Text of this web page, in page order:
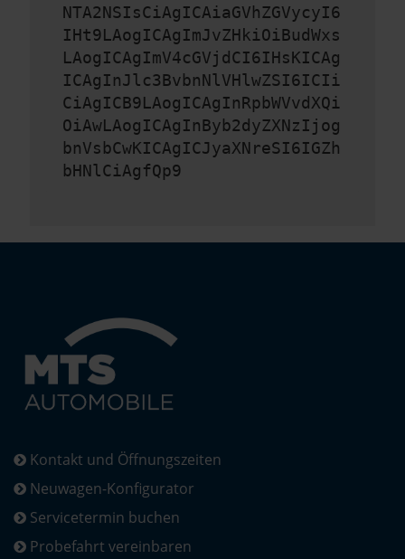
NTA2NSIsCiAgICAiaGVhZGVycyI6
IHt9LAogICAgImJvZHkiOiBudWxs
LAogICAgImV4cGVjdCI6IHsKICAg
ICAgInJlc3BvbnNlVHlwZSI6ICIi
CiAgICB9LAogICAgInRpbWVvdXQi
OiAwLAogICAgInByb2dyZXNzIjog
bnVsbCwKICAgICJyaXNreSI6IGZh
bHNlCiAgfQp9
Kontakt und Öffnungszeiten
Neuwagen-Konfigurator
Servicetermin buchen
Probefahrt vereinbaren